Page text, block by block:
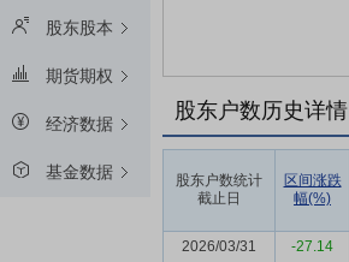
股东股本
期货期权
经济数据
基金数据
股东户数历史详情
股东户数统计
截止日
区间涨跌
幅(%)
2026/03/31 -27.14